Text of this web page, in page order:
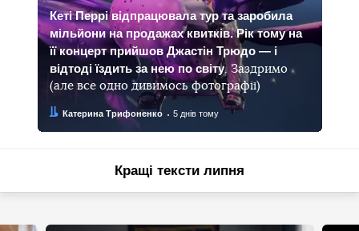
Кеті Перрі відпрацювала тур та заробила
мільйони на продажах квитків. Рік тому на
її концерт прийшов Джастін Трюдо — і
відтоді їздить за нею по світу. Заздримо
(але все одно дивимось фотографії)
Автор:Катерина Трифоненко
Дата: 5 днів тому
Кращі тексти липня